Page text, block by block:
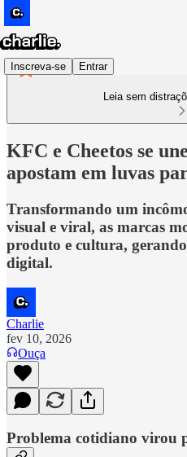
Inscreva-se Entrar
Leia sem
KFC e Cheetos se
apostam em luvas
Transformando um
visual e viral, as marcas
produto e cultura, gerando
digital.
Charlie
fev 10, 2026
Ouça
Problema cotidiano virou